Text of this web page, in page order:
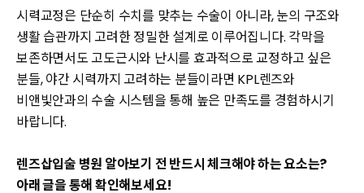
시력교정은 단순히 수치를 맞추는 수술이 아니라, 눈의 구조와
생활 습관까지 고려한 정밀한 설계로 이루어집니다. 각막을
보존하면서도 고도근시와 난시를 효과적으로 교정하고 싶은
분들, 야간 시력까지 고려하는 분들이라면 KPL렌즈와
비앤빛안과의 수술 시스템을 통해 높은 만족도를 경험하시기
바랍니다.
렌즈삽입술 병원 알아보기 전 반드시 체크해야 하는 요소는?
아래 글을 통해 확인해보세요!